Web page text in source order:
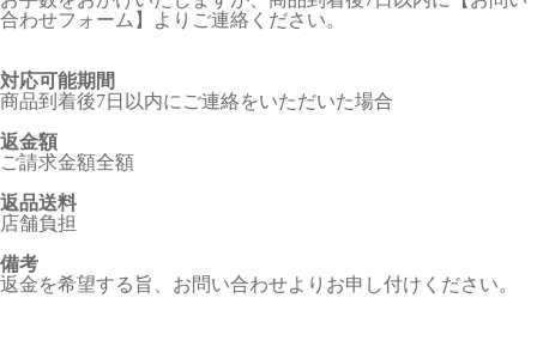
合わせフォーム】よりご連絡ください。
対応可能期間
商品到着後7日以内にご連絡をいただいた場合
返金額
ご請求金額全額
返品送料
店舗負担
備考
返金を希望する旨、お問い合わせよりお申し付けください。